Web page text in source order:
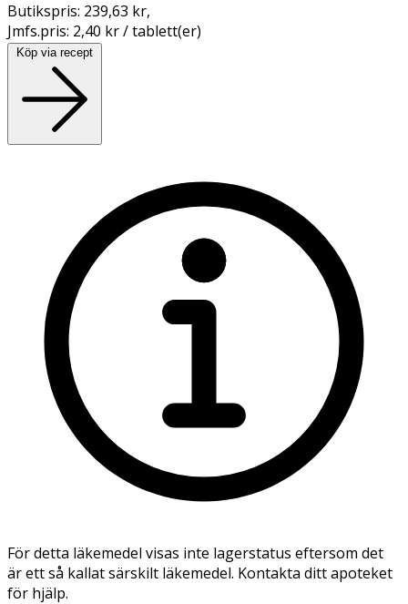
Butikspris: 239,63 kr,
Jmfs.pris: 2,40 kr / tablett(er)
Köp via recept
För detta läkemedel visas inte lagerstatus eftersom det
är ett så kallat särskilt läkemedel. Kontakta ditt apoteket
för hjälp.